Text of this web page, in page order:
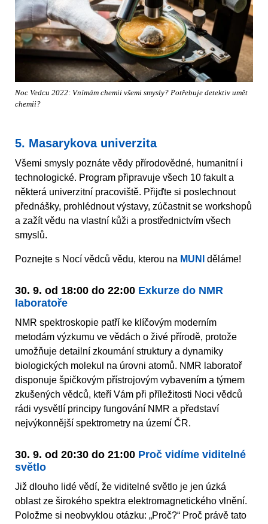
Noc Vedcu 2022: Vnímám chemii všemi smysly? Potřebuje detektiv umět
chemii?
5. Masarykova univerzita
Všemi smysly poznáte vědy přírodovědné, humanitní i
technologické. Program připravuje všech 10 fakult a
některá univerzitní pracoviště. Přijďte si poslechnout
přednášky, prohlédnout výstavy, zúčastnit se workshopů
a zažít vědu na vlastní kůži a prostřednictvím všech
smyslů.
Poznejte s Nocí vědců vědu, kterou na MUNI děláme!
30. 9. od 18:00 do 22:00 Exkurze do NMR
laboratoře
NMR spektroskopie patří ke klíčovým moderním
metodám výzkumu ve vědách o živé přírodě, protože
umožňuje detailní zkoumání struktury a dynamiky
biologických molekul na úrovni atomů. NMR laboratoř
disponuje špičkovým přístrojovým vybavením a týmem
zkušených vědců, kteří Vám při příležitosti Noci vědců
rádi vysvětlí principy fungování NMR a představí
nejvýkonnější spektrometry na území ČR.
30. 9. od 20:30 do 21:00 Proč vidíme viditelné
světlo
Již dlouho lidé vědí, že viditelné světlo je jen úzká
oblast ze širokého spektra elektromagnetického vlnění.
Položme si neobvyklou otázku: „Proč?“ Proč právě tato